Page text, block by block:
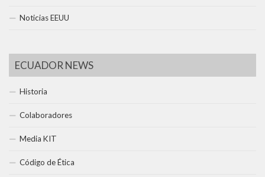
Noticias EEUU
ECUADOR NEWS
Historia
Colaboradores
Media KIT
Código de Ética